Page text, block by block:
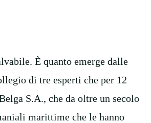
È quanto emerge dalle
di tre esperti che per 12
S.A., che da oltre un secolo
marittime che le hanno